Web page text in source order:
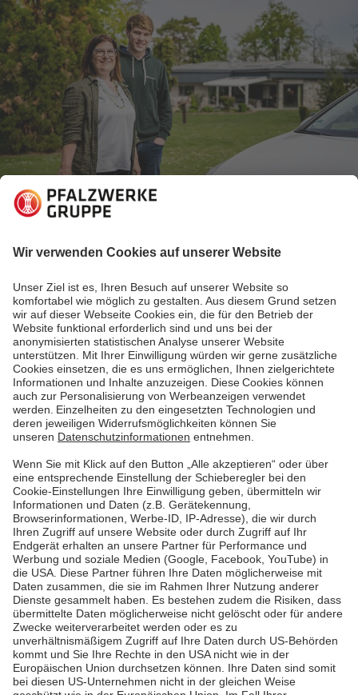
15.06.2020
Mit Energie von hier autark leben
Der Weg zum klimafreundlichen Haushalt hängt
wesentlich von der Energie ab. Bei Familie
Curschmann liefert die Sonne den klimaneutralen
Strom vom Dach – auch für das in der Familie sehr
begehrte E-Auto.
Mehr lesen
Mehr lesen
Pfalzwerke
Über uns & Autoren
Datenschutz
Impressum